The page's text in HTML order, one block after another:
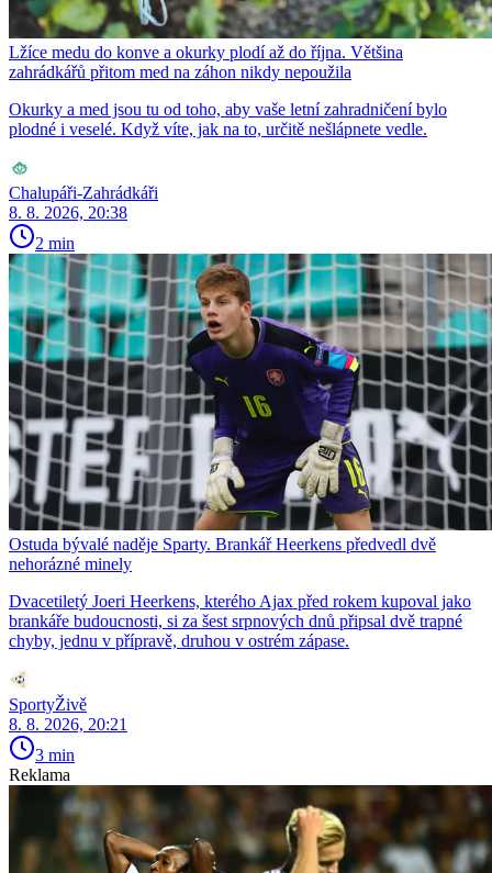
Lžíce medu do konve a okurky plodí až do října. Většina
zahrádkářů přitom med na záhon nikdy nepoužila
Okurky a med jsou tu od toho, aby vaše letní zahradničení bylo
plodné i veselé. Když víte, jak na to, určitě nešlápnete vedle.
Chalupáři-Zahrádkáři
8. 8. 2026, 20:38
2 min
Ostuda bývalé naděje Sparty. Brankář Heerkens předvedl dvě
nehorázné minely
Dvacetiletý Joeri Heerkens, kterého Ajax před rokem kupoval jako
brankáře budoucnosti, si za šest srpnových dnů připsal dvě trapné
chyby, jednu v přípravě, druhou v ostrém zápase.
SportyŽivě
8. 8. 2026, 20:21
3 min
Reklama